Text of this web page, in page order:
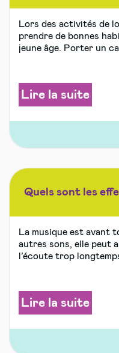
Lors des activités de
prendre de bonnes
jeune âge. Porter un
Lire la suite
Quels sont les
La musique est avant
autres sons, elle peut
l’écoute trop
Lire la suite